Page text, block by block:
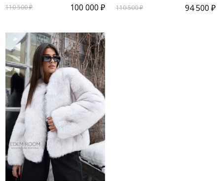
110 500 ₽
100 000 ₽
110 500 ₽
94 500 ₽